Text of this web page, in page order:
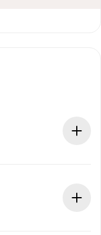
por adelantado.